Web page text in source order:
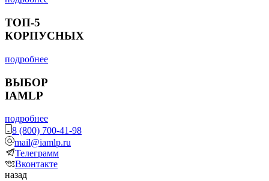
ТОП-5
КОРПУСНЫХ
подробнее
ВЫБОР
IAMLP
подробнее
8 (800) 700-41-98
mail@iamlp.ru
Телеграмм
Вконтакте
назад